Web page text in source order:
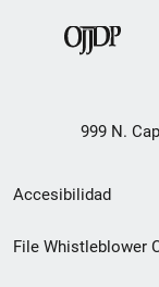
999 N.
Menú
de
Accesibilidad
File Whistleblower